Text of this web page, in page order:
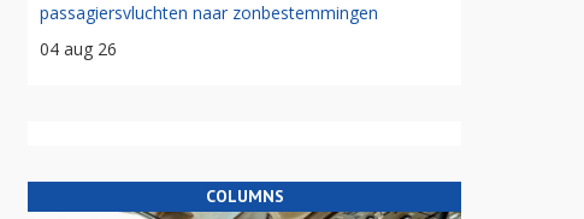
passagiersvluchten naar zonbestemmingen
04 aug 26
COLUMNS